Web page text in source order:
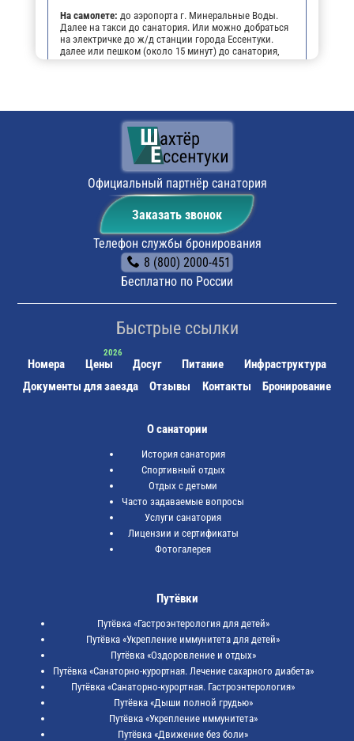
На самолете: до аэропорта г. Минеральные Воды.
Далее на такси до санатория. Или можно добраться
на электричке до ж/д станции города Ессентуки.
далее или пешком (около 15 минут) до санатория,
или на маршрутном такси №16 до остановки
не заблудиться, можно воспользоваться
навигатором. По прибытии будет возможность
оставить автомобиль на парковке санатория.
до ж/д вокзала г. Ессентуки, далее или
пешком (около 15 минут) до санатория, или на
маршрутном такси №16 до остановки "Санаторий
Шахтёр".Официальный партнёр санатория
Заказать звонок
Телефон службы бронирования
8 (800) 2000-451
Бесплатно по России
Быстрые ссылки
Номера Цены Досуг Питание
Инфраструктура
Документы для заезда
Отзывы Контакты Бронирование
О санатории
История санатория
Спортивный отдых
Отдых с детьми
Часто задаваемые вопросы
Услуги санатория
Лицензии и сертификаты
Фотогалерея
Путёвки
Путёвка «Гастроэнтерология для детей»
Путёвка «Укрепление иммунитета для детей»
Путёвка «Оздоровление и отдых»
Путёвка «Санаторно-курортная. Лечение сахарного диабета»
Путёвка «Санаторно-курортная. Гастроэнтерология»
Путёвка «Дыши полной грудью»
Путёвка «Укрепление иммунитета»
Путёвка «Движение без боли»